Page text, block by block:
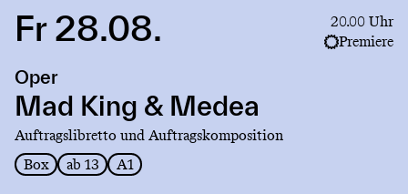
Link
Mad
King
Medea
Fr 28.08.
20.00 Uhr
Premiere
Oper
Mad King & Medea
Auftragslibretto und Auftragskomposition
Box
ab 13 A1